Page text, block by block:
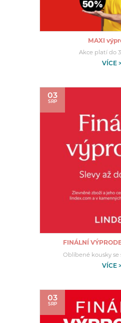
MAXI
Akce platí do
VÍCE
03
SRP
FINÁLNÍ
Oblíbené kousky se
VÍCE
03
SRP